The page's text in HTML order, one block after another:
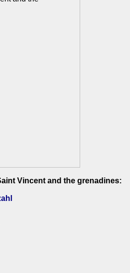
Vincent and the grenadines: